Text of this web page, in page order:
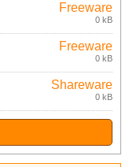
Freeware
0 kB
Freeware
0 kB
Shareware
0 kB